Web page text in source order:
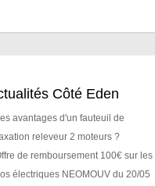
Côté Eden
avantages d'un fauteuil de
releveur 2 moteurs ?
de remboursement 100€ sur les
électriques NEOMOUV du 20/05